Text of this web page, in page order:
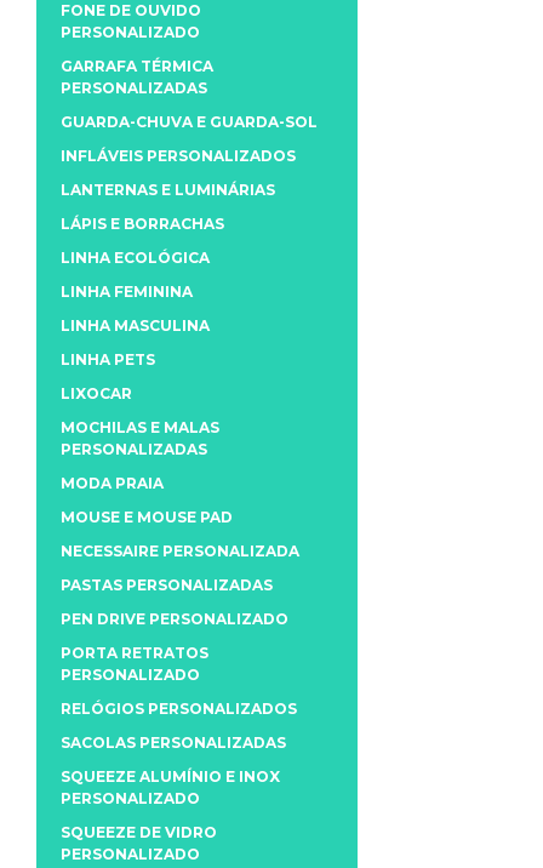
FONE DE OUVIDO
PERSONALIZADO
GARRAFA TÉRMICA
PERSONALIZADAS
GUARDA-CHUVA E GUARDA-SOL
INFLÁVEIS PERSONALIZADOS
LANTERNAS E LUMINÁRIAS
LÁPIS E BORRACHAS
LINHA ECOLÓGICA
LINHA FEMININA
LINHA MASCULINA
LINHA PETS
LIXOCAR
MOCHILAS E MALAS
PERSONALIZADAS
MODA PRAIA
MOUSE E MOUSE PAD
NECESSAIRE PERSONALIZADA
PASTAS PERSONALIZADAS
PEN DRIVE PERSONALIZADO
PORTA RETRATOS
PERSONALIZADO
RELÓGIOS PERSONALIZADOS
SACOLAS PERSONALIZADAS
SQUEEZE ALUMÍNIO E INOX
PERSONALIZADO
SQUEEZE DE VIDRO
PERSONALIZADO